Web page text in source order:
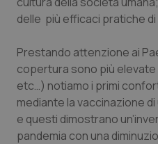
Quotidiano
Quotidiano
Quotidiano
Quotidiano Pediatria
delle più efficaci pratiche di
Prestando attenzione ai
copertura sono più elevate
etc…) notiamo i primi
mediante la vaccinazione
e questi dimostrano
pandemia con una